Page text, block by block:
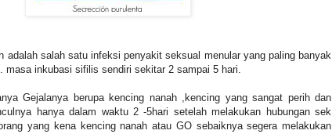
adalah salah satu infeksi penyakit seksual menular yang paling banyak
masa inkubasi sifilis sendiri sekitar 2 sampai 5 hari.
Gejalanya berupa kencing nanah ,kencing yang sangat perih dan
hanya dalam waktu 2 -5hari setelah melakukan hubungan sek
yang kena kencing nanah atau GO sebaiknya segera melakukan